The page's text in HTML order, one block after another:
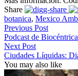
Share
botanica, Mexico
Previous Post
Podcast de
Next Post
Ciudades Líquidas:
You may also like